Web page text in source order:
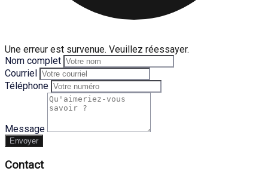
Une erreur est survenue. Veuillez réessayer.
Nom complet
Courriel
Téléphone
Message
Envoyer
Contact